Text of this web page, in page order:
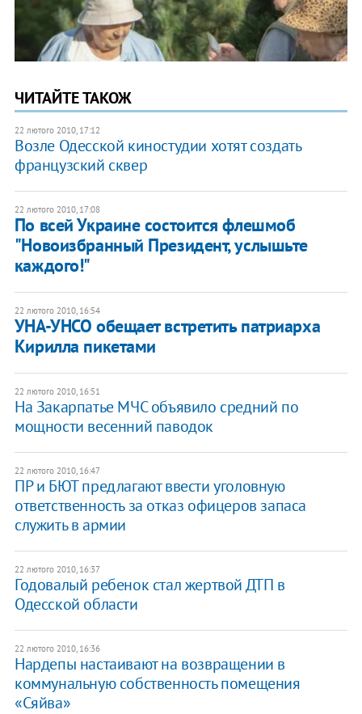
ЧИТАЙТЕ ТАКОЖ
22 лютого 2010, 17:12
Возле Одесской киностудии хотят создать
французский сквер
22 лютого 2010, 17:08
По всей Украине состоится флешмоб
"Новоизбранный Президент, услышьте
каждого!"
22 лютого 2010, 16:54
УНА-УНСО обещает встретить патриарха
Кирилла пикетами
22 лютого 2010, 16:51
На Закарпатье МЧС объявило средний по
мощности весенний паводок
22 лютого 2010, 16:47
ПР и БЮТ предлагают ввести уголовную
ответственность за отказ офицеров запаса
служить в армии
22 лютого 2010, 16:37
Годовалый ребенок стал жертвой ДТП в
Одесской области
22 лютого 2010, 16:36
Нардепы настаивают на возвращении в
коммунальную собственность помещения
«Сяйва»